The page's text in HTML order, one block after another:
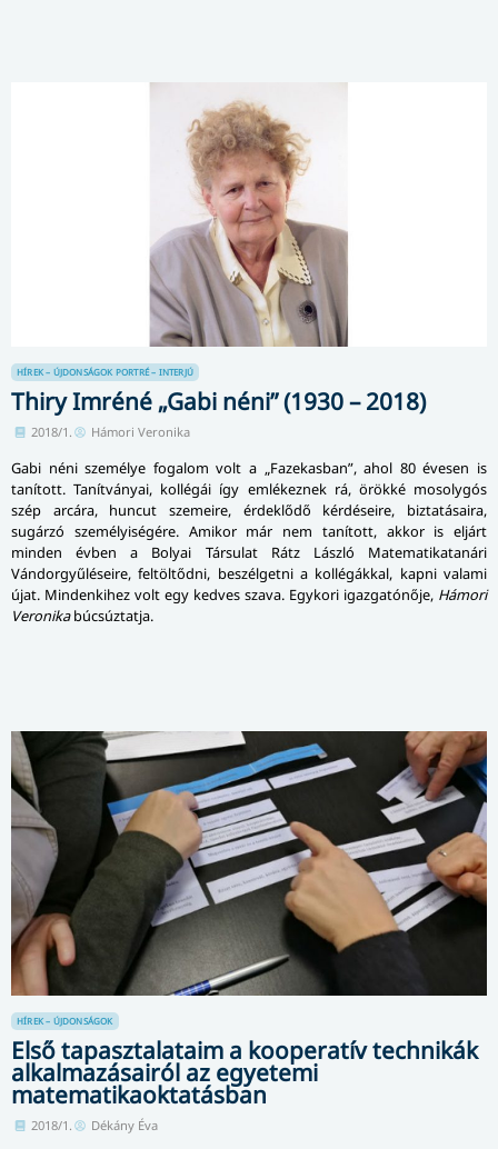
HÍREK – ÚJDONSÁGOK PORTRÉ – INTERJÚ
Thiry Imréné „Gabi néni” (1930 – 2018)
2018/1. Hámori Veronika
Gabi néni személye fogalom volt a „Fazekasban”, ahol 80 évesen is
tanított. Tanítványai, kollégái így emlékeznek rá, örökké mosolygós
szép arcára, huncut szemeire, érdeklődő kérdéseire, biz­ta­tá­sa­i­ra,
sugárzó személyiségére. Amikor már nem tanított, akkor is eljárt
minden évben a Bolyai Társulat Rátz László Ma­te­ma­ti­ka­ta­ná­ri
Vándorgyűléseire, feltöltődni, beszélgetni a kollégákkal, kapni valami
újat. Mindenkihez volt egy kedves szava. Egykori igazgatónője, Hámori
Veronikabúcsúztatja.
HÍREK – ÚJDONSÁGOK
Első tapasztalataim a kooperatív technikák
alkalmazásairól az egyetemi
matematikaoktatásban
2018/1. Dékány Éva